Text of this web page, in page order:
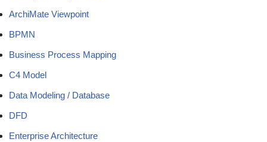
ArchiMate Viewpoint
BPMN
Business Process Mapping
C4 Model
Data Modeling / Database
DFD
Enterprise Architecture